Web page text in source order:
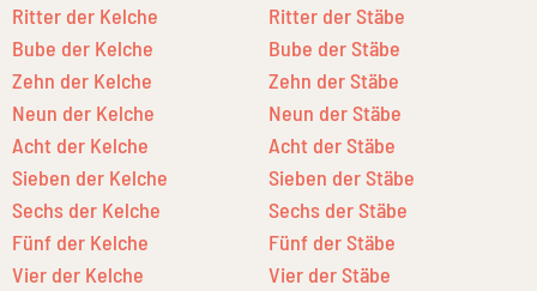
Ritter der Kelche
Bube der Kelche
Zehn der Kelche
Neun der Kelche
Acht der Kelche
Sieben der Kelche
Sechs der Kelche
Fünf der Kelche
Vier der Kelche
Ritter der Stäbe
Bube der Stäbe
Zehn der Stäbe
Neun der Stäbe
Acht der Stäbe
Sieben der Stäbe
Sechs der Stäbe
Fünf der Stäbe
Vier der Stäbe